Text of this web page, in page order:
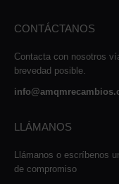
CONTÁCTANOS
Contacta con nosotros
brevedad posible.
LLÁMANOS
Llámanos o escríbenos
de compromiso